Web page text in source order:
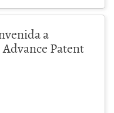
a
Patent